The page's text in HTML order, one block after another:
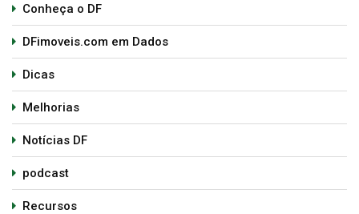
Conheça o DF
DFimoveis.com em Dados
Dicas
Melhorias
Notícias DF
podcast
Recursos